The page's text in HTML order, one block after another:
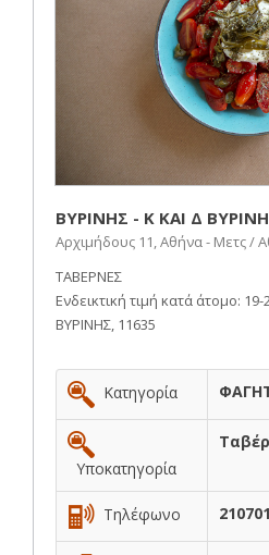
ΒΥΡΙΝΗΣ - Κ ΚΑΙ Δ
Αρχιμήδους 11, Αθήνα - Μετς /
ΤΑΒΕΡΝΕΣ
Ενδεικτική τιμή κατά άτομο: 19-
ΒΥΡΙΝΗΣ, 11635
Κατηγορία
Υποκατηγορία
Τηλέφωνο